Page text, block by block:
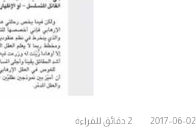
2017-06-02
2 دقائق للقراءة